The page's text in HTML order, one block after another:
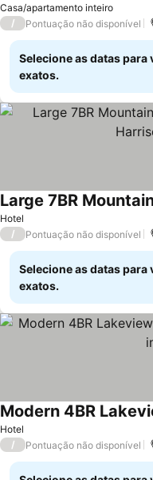
Casa/apartamento inteiro
/ Pontuação não disponível
Selecione as datas para
exatos.
Hotel
/ Pontuação não disponível
Selecione as datas para
exatos.
Hotel
/ Pontuação não disponível